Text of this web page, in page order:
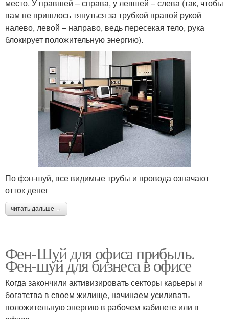
место. У правшей – справа, у левшей – слева (так, чтобы
вам не пришлось тянуться за трубкой правой рукой
налево, левой – направо, ведь пересекая тело, рука
блокирует положительную энергию).
По фэн-шуй, все видимые трубы и провода означают
отток денег
читать дальше →
Фен-Шуй для офиса прибыль.
Фен-шуй для бизнеса в офисе
Когда закончили активизировать секторы карьеры и
богатства в своем жилище, начинаем усиливать
положительную энергию в рабочем кабинете или в